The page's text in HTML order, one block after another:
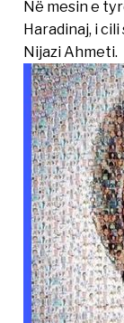
Në mesin e
Haradinaj, i
Nijazi Ahmeti.